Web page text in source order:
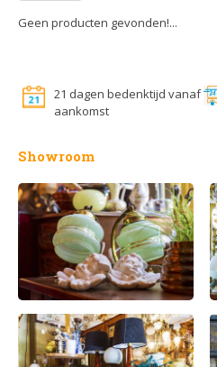
Geen producten gevonden!...
21 dagen bedenktijd vanaf
aankomst
Showroom